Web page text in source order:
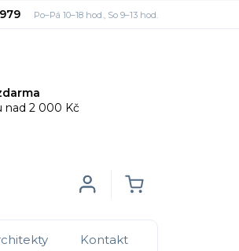
nad 2 000 Kč
Login
Kontakt